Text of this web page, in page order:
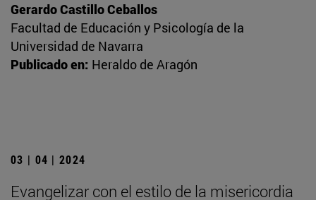
Gerardo Castillo Ceballos
Facultad de Educación y Psicología de la
Universidad de Navarra
Publicado en: Heraldo de Aragón
03 | 04 | 2024
Evangelizar con el estilo de la misericordia